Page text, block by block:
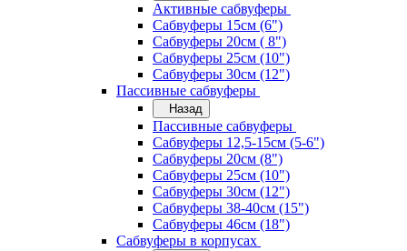
Активные сабвуферы
Сабвуферы 15см (6")
Сабвуферы 20см ( 8")
Сабвуферы 25см (10")
Сабвуферы 30см (12")
Пассивные сабвуферы
Назад
Пассивные сабвуферы
Сабвуферы 12,5-15см (5-6")
Сабвуферы 20см (8")
Сабвуферы 25см (10")
Сабвуферы 30см (12")
Сабвуферы 38-40см (15")
Сабвуферы 46см (18")
Сабвуферы в корпусах